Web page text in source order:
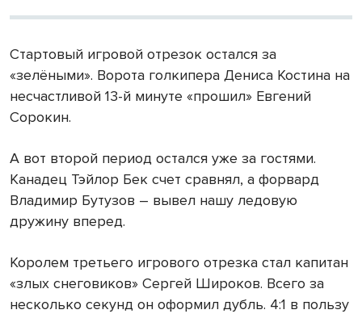
Стартовый игровой отрезок остался за
«зелёными». Ворота голкипера Дениса Костина на
несчастливой 13-й минуте «прошил» Евгений
Сорокин.
А вот второй период остался уже за гостями.
Канадец Тэйлор Бек счет сравнял, а форвард
Владимир Бутузов – вывел нашу ледовую
дружину вперед.
Королем третьего игрового отрезка стал капитан
«злых снеговиков» Сергей Широков. Всего за
несколько секунд он оформил дубль. 4:1 в пользу